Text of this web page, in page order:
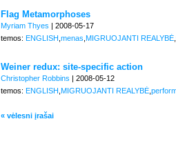
Flag Metamorphoses
Myriam Thyes | 2008-05-17
temos: ENGLISH menas MIGRUOJANTI REALYBĖ
Weiner redux: site-specific action
Christopher Robbins | 2008-05-12
temos: ENGLISH MIGRUOJANTI REALYBĖ
« vėlesni įrašai